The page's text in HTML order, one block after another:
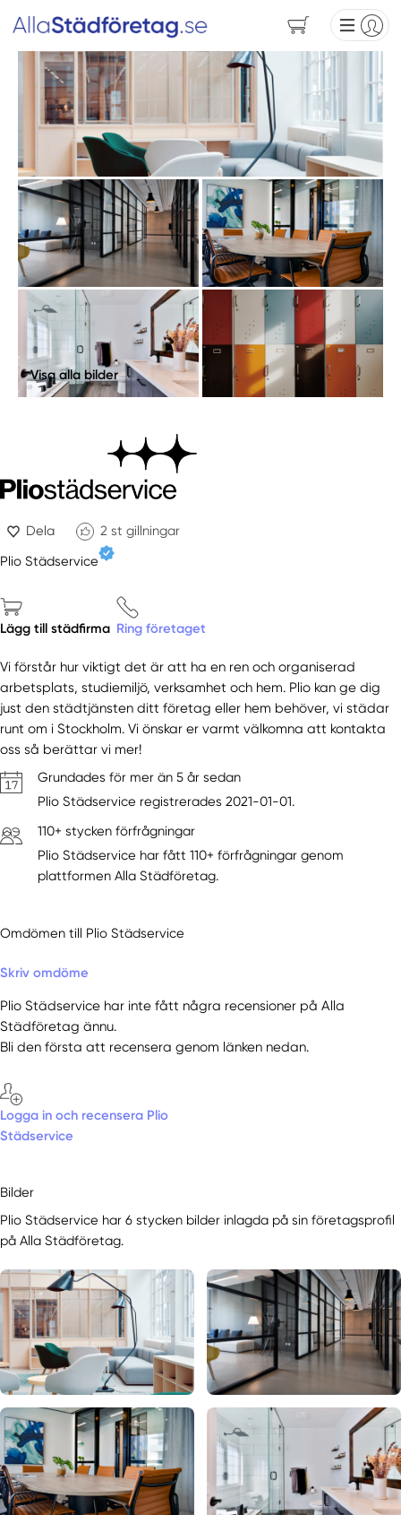
Visa alla bilder
Dela 2 st gillningar
Plio Städservice
Lägg till städfirma Ring företaget
Vi förstår hur viktigt det är att ha en ren och organiserad
arbetsplats, studiemiljö, verksamhet och hem. Plio kan ge dig
just den städtjänsten ditt företag eller hem behöver, vi städar
runt om i Stockholm. Vi önskar er varmt välkomna att kontakta
oss så berättar vi mer!
Grundades för mer än 5 år sedan
Plio Städservice registrerades 2021-01-01.
110+ stycken förfrågningar
Plio Städservice har fått 110+ förfrågningar genom
plattformen Alla Städföretag.
Omdömen till Plio Städservice
Skriv omdöme
Plio Städservice har inte fått några recensioner på Alla
Städföretag ännu.
Bli den första att recensera genom länken nedan.
Logga in och recensera Plio
Städservice
Bilder
Plio Städservice har 6 stycken bilder inlagda på sin företagsprofil
på Alla Städföretag.